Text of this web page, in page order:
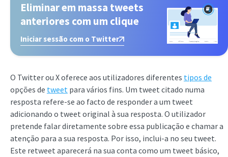
Eliminar em massa tweets
anteriores com um clique
Iniciar sessão com o Twitter
O Twitter ou X oferece aos utilizadores diferentes tipos de
opções de tweet para vários fins. Um tweet citado numa
resposta refere-se ao facto de responder a um tweet
adicionando o tweet original à sua resposta. O utilizador
pretende falar diretamente sobre essa publicação e chamar a
atenção para a sua resposta. Por isso, inclui-a no seu tweet.
Este retweet aparecerá na sua conta como um tweet básico,